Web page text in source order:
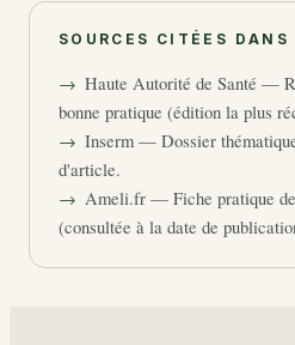
SOURCES CITÉES
Haute Autorité de Santé —
bonne pratique (édition la plus
Inserm — Dossier
d'article.
Ameli.fr — Fiche pratique
(consultée à la date de